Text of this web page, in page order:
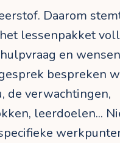
Daarom
lessenpakket
en
bespreken
de verwachtingen,
leerdoelen...